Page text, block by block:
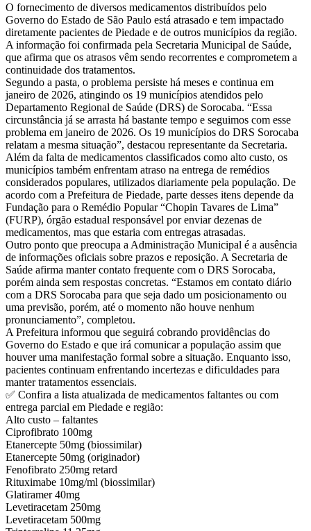
O fornecimento de diversos medicamentos distribuídos pelo
Governo do Estado de São Paulo está atrasado e tem impactado
diretamente pacientes de Piedade e de outros municípios da região.
A informação foi confirmada pela Secretaria Municipal de Saúde,
que afirma que os atrasos vêm sendo recorrentes e comprometem a
continuidade dos tratamentos.
Segundo a pasta, o problema persiste há meses e continua em
janeiro de 2026, atingindo os 19 municípios atendidos pelo
Departamento Regional de Saúde (DRS) de Sorocaba. “Essa
circunstância já se arrasta há bastante tempo e seguimos com esse
problema em janeiro de 2026. Os 19 municípios do DRS Sorocaba
relatam a mesma situação”, destacou representante da Secretaria.
Além da falta de medicamentos classificados como alto custo, os
municípios também enfrentam atraso na entrega de remédios
considerados populares, utilizados diariamente pela população. De
acordo com a Prefeitura de Piedade, parte desses itens depende da
Fundação para o Remédio Popular “Chopin Tavares de Lima”
(FURP), órgão estadual responsável por enviar dezenas de
medicamentos, mas que estaria com entregas atrasadas.
Outro ponto que preocupa a Administração Municipal é a ausência
de informações oficiais sobre prazos e reposição. A Secretaria de
Saúde afirma manter contato frequente com o DRS Sorocaba,
porém ainda sem respostas concretas. “Estamos em contato diário
com a DRS Sorocaba para que seja dado um posicionamento ou
uma previsão, porém, até o momento não houve nenhum
pronunciamento”, completou.
A Prefeitura informou que seguirá cobrando providências do
Governo do Estado e que irá comunicar a população assim que
houver uma manifestação formal sobre a situação. Enquanto isso,
pacientes continuam enfrentando incertezas e dificuldades para
manter tratamentos essenciais.
✅ Confira a lista atualizada de medicamentos faltantes ou com
entrega parcial em Piedade e região:
Alto custo – faltantes
Ciprofibrato 100mg
Etanercepte 50mg (biossimilar)
Etanercepte 50mg (originador)
Fenofibrato 250mg retard
Rituximabe 10mg/ml (biossimilar)
Glatiramer 40mg
Levetiracetam 250mg
Levetiracetam 500mg